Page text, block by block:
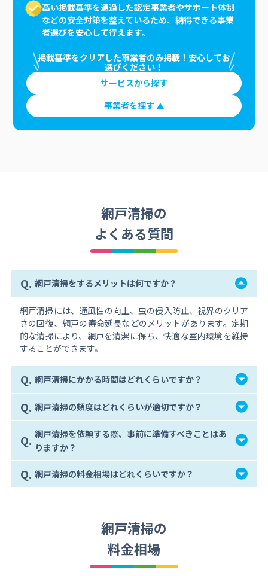
高い掲載基準を通過した認定事業者やサポート体制
などの安全対策を整えているため、納得できる事業
者選びを安心して行えます。
掲載基準をクリアした事業者のみ掲載！安心してお
選びください！
サービスから探す
事業者を探す
網戸清掃の
よくある質問
Q. 網戸清掃をするメリットは何ですか？
網戸清掃には、通風性の向上、虫の侵入防止、視界のクリア
さの回復、網戸の寿命延長などのメリットがあります。定期
的な清掃により、網戸を清潔に保ち、快適な室内環境を維持
することができます。
Q. 網戸清掃にかかる時間はどれくらいですか？
Q. 網戸清掃の頻度はどれくらいが適切ですか？
Q. 網戸清掃を依頼する際、事前に準備すべきことはあ
りますか？
Q. 網戸清掃の料金相場はどれくらいですか？
網戸清掃の
料金相場